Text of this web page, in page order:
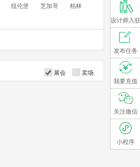
纽伦堡 芝加哥
柏林
展会 卖场
设计师入驻
发布任务
我要充值
关注微信
小程序